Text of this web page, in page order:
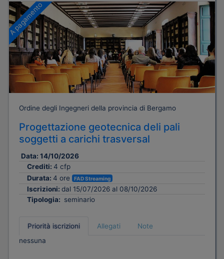
A pagamento
Ordine degli Ingegneri della provincia di Bergamo
Progettazione geotecnica deli pali
soggetti a carichi trasversal
Data: 14/10/2026
Crediti: 4 cfp
Durata: 4 ore FAD Streaming
Iscrizioni: dal 15/07/2026 al 08/10/2026
Tipologia: seminario
Priorità iscrizioni Allegati
Note
nessuna